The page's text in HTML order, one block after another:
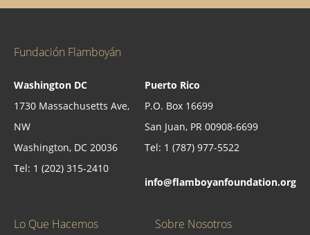
Fundación Flamboyán
Washington DC
1730 Massachusetts Ave,
NW
Washington, DC 20036
Tel: 1 (202) 315-2410
Puerto Rico
P.O. Box 16699
San Juan, PR 00908-6699
Tel: 1 (787) 977-5522
info@flamboyanfoundation.org
Lo Que Hacemos Sobre Nosotros